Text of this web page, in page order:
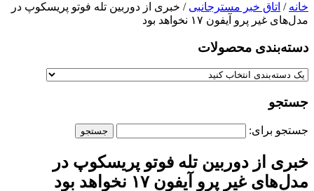
خانه / اتاق خبر مسترجانبی / خبری از دوربین تله فوتو پریسکوپ در
مدل‌های غیر پرو آیفون‌ ۱۷ نخواهد بود
دسته‌بندی‌ محصولات
جستجو
جستجو برای:
خبری از دوربین تله فوتو پریسکوپ در
مدل‌های غیر پرو آیفون‌ ۱۷ نخواهد بود